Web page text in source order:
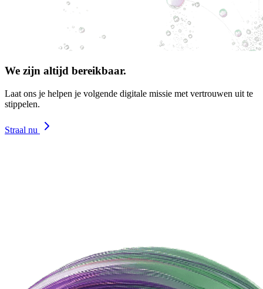
We zijn altijd bereikbaar.
Laat ons je helpen je volgende digitale missie met vertrouwen uit te
stippelen.
Straal nu